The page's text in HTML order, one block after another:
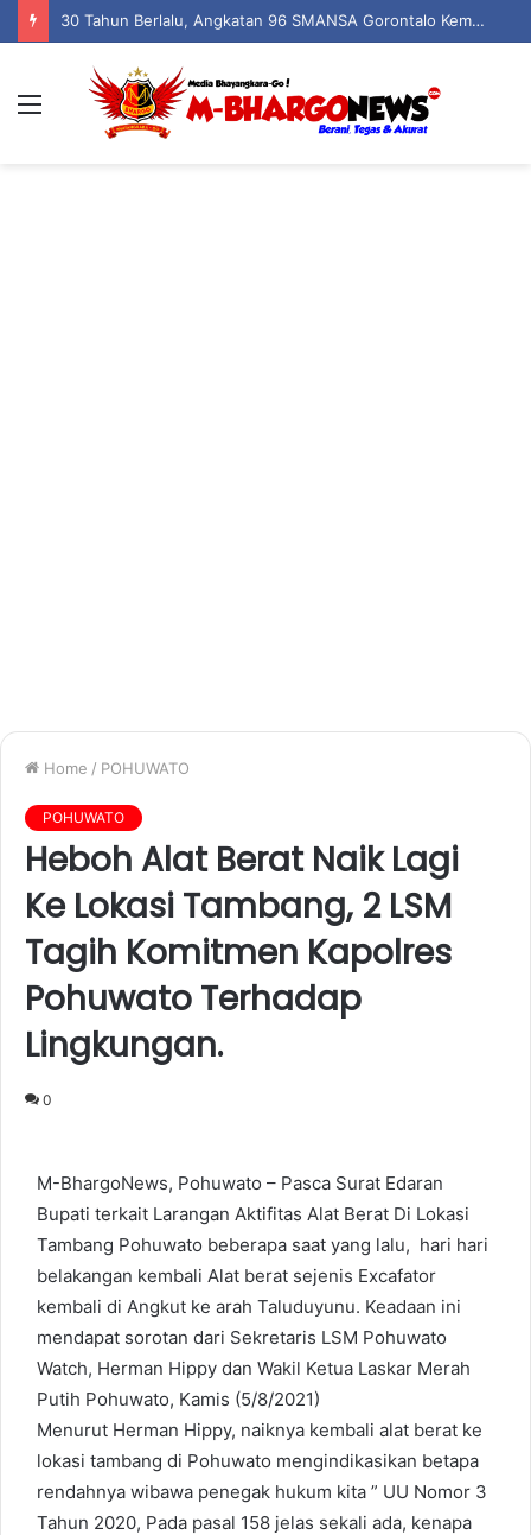
30 Tahun Berlalu, Angkatan 96 SMANSA Gorontalo Kembali Bersatu: Nostalgia, Tawa, dan Kenangan dalam Reuni Akbar
Home / POHUWATO
POHUWATO
Heboh Alat Berat Naik Lagi
Ke Lokasi Tambang, 2 LSM
Tagih Komitmen Kapolres
Pohuwato Terhadap
Lingkungan.
0
M-BhargoNews, Pohuwato – Pasca Surat Edaran
Bupati terkait Larangan Aktifitas Alat Berat Di Lokasi
Tambang Pohuwato beberapa saat yang lalu, hari hari
belakangan kembali Alat berat sejenis Excafator
kembali di Angkut ke arah Taluduyunu. Keadaan ini
mendapat sorotan dari Sekretaris LSM Pohuwato
Watch, Herman Hippy dan Wakil Ketua Laskar Merah
Putih Pohuwato, Kamis (5/8/2021)
Menurut Herman Hippy, naiknya kembali alat berat ke
lokasi tambang di Pohuwato mengindikasikan betapa
rendahnya wibawa penegak hukum kita ” UU Nomor 3
Tahun 2020, Pada pasal 158 jelas sekali ada, kenapa